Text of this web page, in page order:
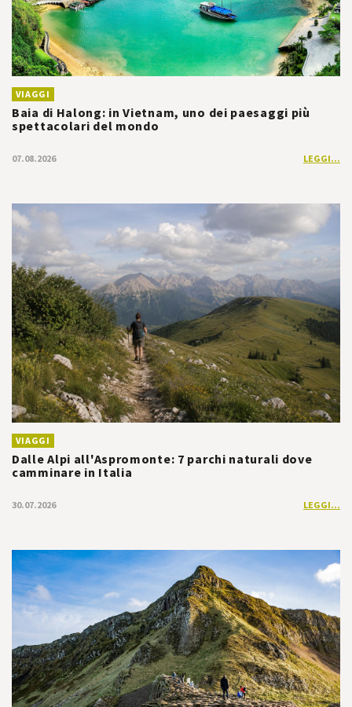
VIAGGI
Baia di Halong: in Vietnam, uno dei paesaggi più
spettacolari del mondo
07.08.2026 LEGGI...
VIAGGI
Dalle Alpi all'Aspromonte: 7 parchi naturali dove
camminare in Italia
30.07.2026 LEGGI...